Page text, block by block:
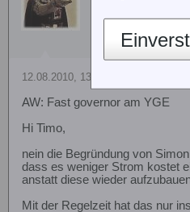
12.08.2010, 13:27
AW: Fast governor am YGE
Hi Timo,
nein die Begründung von
dass es weniger Strom kostet
anstatt diese wieder
Mit der Regelzeit hat das nur